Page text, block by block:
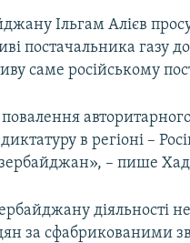
Ільгам Алієв
постачальника газу
саме російському
в регіоні –
– пише
діяльності
за сфабрикованими